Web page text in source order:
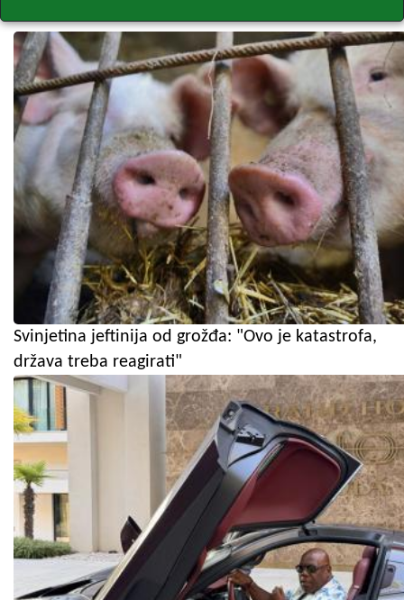
Svinjetina jeftinija od grožđa: "Ovo je katastrofa,
država treba reagirati"